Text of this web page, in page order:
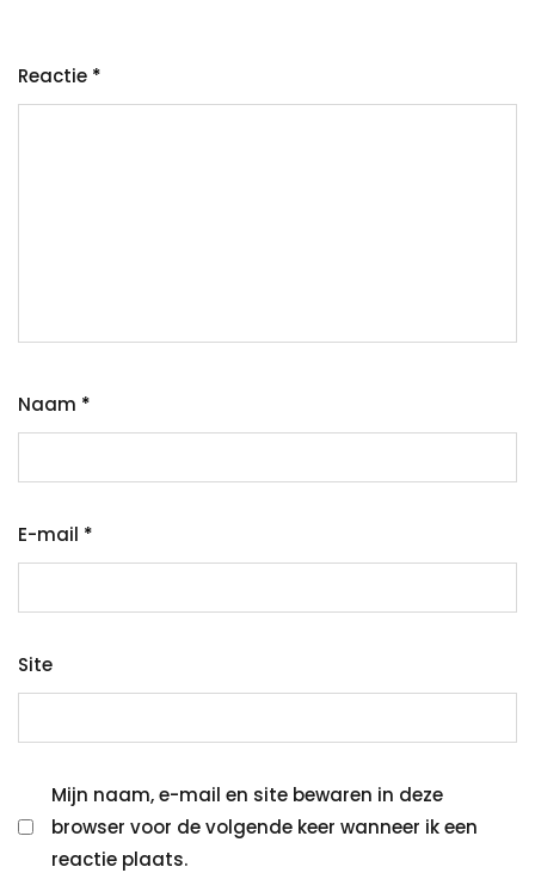
Reactie *
Naam *
E-mail *
Site
Mijn naam, e-mail en site bewaren in deze
browser voor de volgende keer wanneer ik een
reactie plaats.